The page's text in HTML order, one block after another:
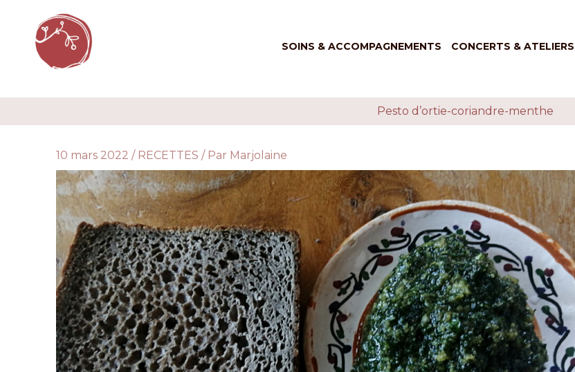
contenu
SOINS & ACCOMPAGNEMENTS CONCERTS & ATELIERS
Pesto d’ortie-coriandre-menthe
10 mars 2022 / RECETTES / Par Marjolaine